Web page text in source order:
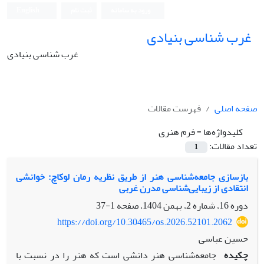
غرب شناسی بنیادی
غرب شناسی بنیادی
صفحه اصلی
فهرست مقالات
کلیدواژه‌ها =فرم هنری
تعداد مقالات:
1
بازسازی جامعه‌شناسی هنر از طریق نظریه رمان لوکاچ: خوانشی
انتقادی از زیبایی‌شناسی مدرن غربی
دوره 16، شماره 2، بهمن 1404، صفحه
1-37
https://doi.org/10.30465/os.2026.52101.2062
حسین عباسی
چکیده جامعه‌شناسی هنر دانشی است که هنر را در نسبت با